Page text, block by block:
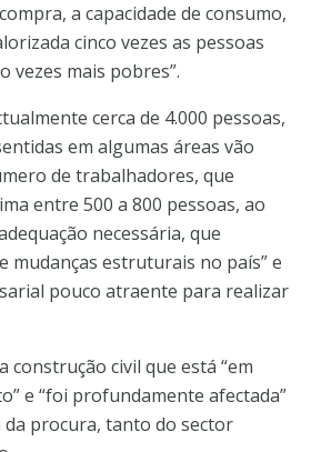
a capacidade de consumo,
cinco vezes as pessoas
vezes mais pobres”.
cerca de 4.000 pessoas,
em algumas áreas vão
de trabalhadores, que
entre 500 a 800 pessoas, ao
necessária, que
mudanças estruturais no país” e
pouco atraente para realizar
construção civil que está “em
e “foi profundamente afectada”
da procura, tanto do sector